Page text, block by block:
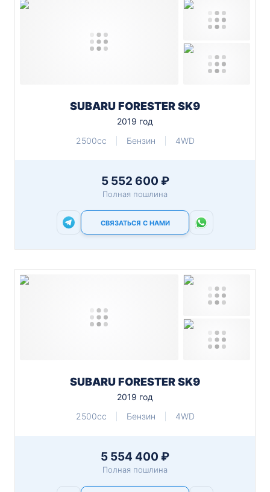
SUBARU FORESTER SK9
2019 год
2500cc
Бензин 4WD
5 552 600 ₽
Полная пошлина
СВЯЗАТЬСЯ С НАМИ
SUBARU FORESTER SK9
2019 год
2500cc
Бензин 4WD
5 554 400 ₽
Полная пошлина